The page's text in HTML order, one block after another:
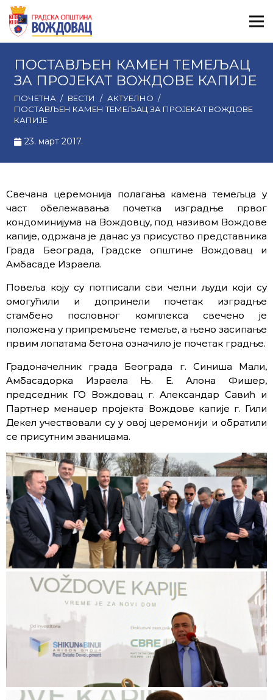
ПОСТАВЉЕН КАМЕН ТЕМЕЉAЦ
ЗА ПРОЈЕКАТ ВОЖДОВЕ КАПИЈЕ
ПОЧЕТНА / ВЕСТИ / АКТУЕЛНО /
ПОСТАВЉЕН КАМЕН ТЕМЕЉAЦ ЗА ПРОЈЕКАТ ВОЖДОВЕ
КАПИЈЕ
23. март 2017.
Свечана церемонија полагања камена темељца у
част обележавања почетка изградње првог
кондоминијума на Вождовцу, под називом Вождове
капије, одржана је данас уз присуство представника
Града Београда, Градске општине Вождовац и
Амбасаде Израела.
Повеља коју су потписали сви челни људи који су
омогућили и допринели почетак изградње
стамбено пословног комплекса свечено је
положена у припремљене темеље, а њено засипање
првим лопатама бетона означило је почетак градње.
Градоначелник града Београда г. Синиша Мали,
Амбасадорка Израела Њ. Е. Алона Фишер,
председник ГО Вождовац г. Александар Савић и
Партнер менаџер пројекта Вождове капије г. Гили
Декел учествовали су у овој церемонији и обратили
се присутним званицама.